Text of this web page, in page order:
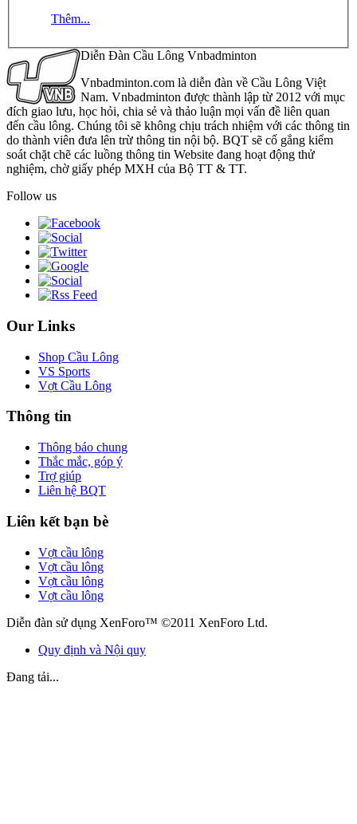
Thêm...
Diễn Đàn Cầu Lông Vnbadminton
Vnbadminton.com là diễn đàn về Cầu Lông Việt
Nam. Vnbadminton được thành lập từ 2012 với mục
đích giao lưu, học hỏi, chia sẻ và thảo luận mọi vấn đề liên quan
đến cầu lông. Chúng tôi sẽ không chịu trách nhiệm với các thông tin
do thành viên đưa lên trừ thông tin nội bộ. BQT sẽ cố gắng kiểm
soát chặt chẽ các luồng thông tin Website đang hoạt động thử
nghiệm, chờ giấy phép MXH của Bộ TT & TT.
Follow us
Our Links
Shop Cầu Lông
VS Sports
Vợt Cầu Lông
Thông tin
Thông báo chung
Thắc mắc, góp ý
Trợ giúp
Liên hệ BQT
Liên kết bạn bè
Vợt cầu lông
Vợt cầu lông
Vợt cầu lông
Vợt cầu lông
Diễn đàn sử dụng XenForo™ ©2011 XenForo Ltd.
Quy định và Nội quy
Đang tải...